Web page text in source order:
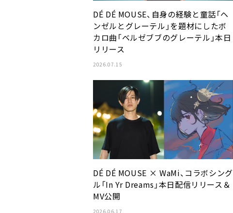
DÉ DÉ MOUSE、自身の経験と童話「ヘ
ンゼルとグレーテル」を題材にしたボ
カロ曲「ベルゼブブのグレーテル」本日
リリース
2026.07.15
DÉ DÉ MOUSE × WaMi、コラボシング
ル「In Yr Dreams」本日配信リリース＆
MV公開
2026.06.17